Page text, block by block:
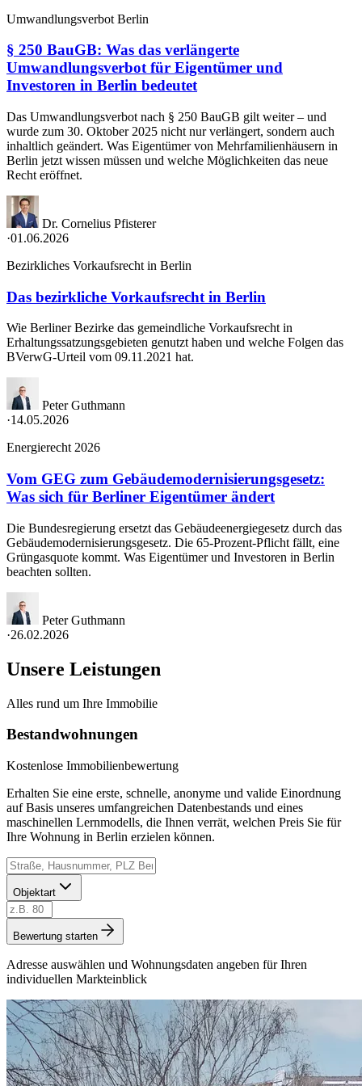
Umwandlungsverbot Berlin
§ 250 BauGB: Was das verlängerte
Umwandlungsverbot für Eigentümer und
Investoren in Berlin bedeutet
Das Umwandlungsverbot nach § 250 BauGB gilt weiter – und
wurde zum 30. Oktober 2025 nicht nur verlängert, sondern auch
inhaltlich geändert. Was Eigentümer von Mehrfamilienhäusern in
Berlin jetzt wissen müssen und welche Möglichkeiten das neue
Recht eröffnet.
Dr. Cornelius Pfisterer
·01.06.2026
Bezirkliches Vorkaufsrecht in Berlin
Das bezirkliche Vorkaufsrecht in Berlin
Wie Berliner Bezirke das gemeindliche Vorkaufsrecht in
Erhaltungssatzungsgebieten genutzt haben und welche Folgen das
BVerwG-Urteil vom 09.11.2021 hat.
Peter Guthmann
·14.05.2026
Energierecht 2026
Vom GEG zum Gebäudemodernisierungsgesetz:
Was sich für Berliner Eigentümer ändert
Die Bundesregierung ersetzt das Gebäudeenergiegesetz durch das
Gebäudemodernisierungsgesetz. Die 65-Prozent-Pflicht fällt, eine
Grüngasquote kommt. Was Eigentümer und Investoren in Berlin
beachten sollten.
Peter Guthmann
·26.02.2026
Unsere Leistungen
Alles rund um Ihre Immobilie
Bestandwohnungen
Kostenlose Immobilienbewertung
Erhalten Sie eine erste, schnelle, anonyme und valide Einordnung
auf Basis unseres umfangreichen Datenbestands und eines
maschinellen Lernmodells, die Ihnen verrät, welchen Preis Sie für
Ihre Wohnung in Berlin erzielen können.
Objektart
Bewertung starten
Adresse auswählen und Wohnungsdaten angeben für Ihren
individuellen Markteinblick